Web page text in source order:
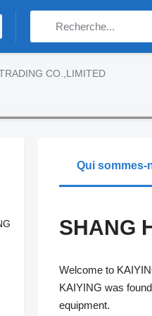
CO.,LIMITED
Qui sommes-
SHANG
Welcome to
KAIYING was
equipment.